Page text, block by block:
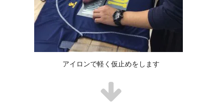
アイロンで軽く仮止めをします